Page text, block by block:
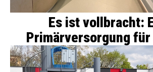
Es ist vollbracht:
Primärversorgung für